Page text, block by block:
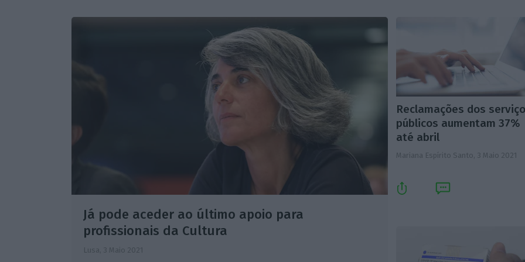
Já pode aceder ao último apoio para
profissionais da Cultura
Lusa, 3 Maio 2021
Reclamações dos
públicos aumentam 37%
até abril
Mariana Espírito Santo, 3 Maio 2021